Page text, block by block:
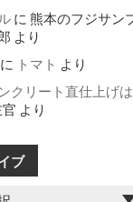
に 熊本のフジサン
より
に トマト より
クリート直仕上げ
より
ブ